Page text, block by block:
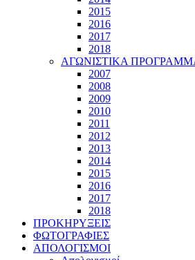
2015
2016
2017
2018
ΑΓΩΝΙΣΤΙΚΑ
2007
2008
2009
2010
2011
2012
2013
2014
2015
2016
2017
2018
ΠΡΟΚΗΡΥΞΕΙΣ
ΦΩΤΟΓΡΑΦΙΕΣ
ΑΠΟΛΟΓΙΣΜΟΙ